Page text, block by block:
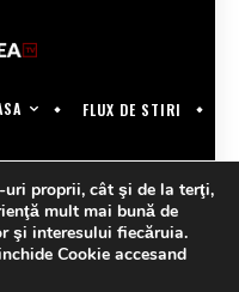
FLUX DE STIRI
proprii, cât şi de la terţi,
mult mai bună de
şi interesului fiecăruia.
Cookie accesand